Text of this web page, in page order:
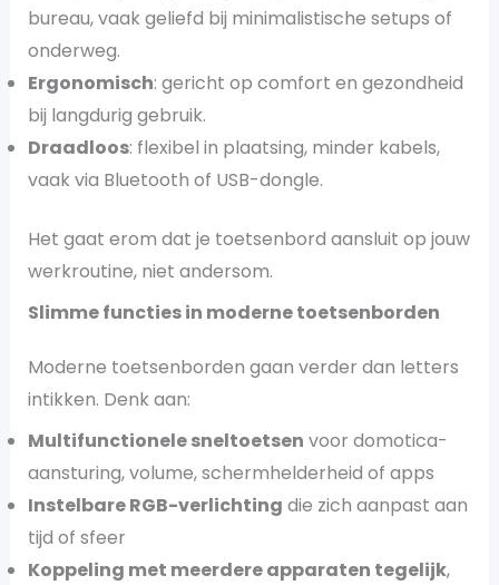
bureau, vaak geliefd bij minimalistische setups of
onderweg.
Ergonomisch: gericht op comfort en gezondheid
bij langdurig gebruik.
Draadloos: flexibel in plaatsing, minder kabels,
vaak via Bluetooth of USB-dongle.
Het gaat erom dat je toetsenbord aansluit op jouw
werkroutine, niet andersom.
Slimme functies in moderne toetsenborden
Moderne toetsenborden gaan verder dan letters
intikken. Denk aan:
Multifunctionele sneltoetsen voor domotica-
aansturing, volume, schermhelderheid of apps
Instelbare RGB-verlichting die zich aanpast aan
tijd of sfeer
Koppeling met meerdere apparaten tegelijk,